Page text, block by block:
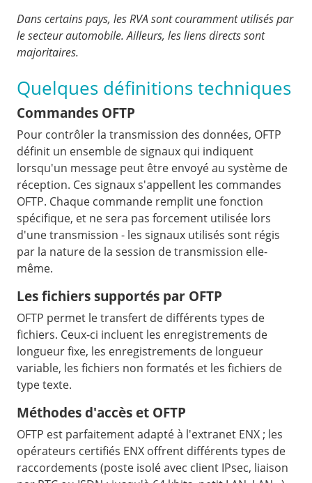
Dans certains pays, les RVA sont couramment utilisés par
le secteur automobile. Ailleurs, les liens directs sont
majoritaires.
Quelques définitions techniques
Commandes OFTP
Pour contrôler la transmission des données, OFTP
définit un ensemble de signaux qui indiquent
lorsqu'un message peut être envoyé au système de
réception. Ces signaux s'appellent les commandes
OFTP. Chaque commande remplit une fonction
spécifique, et ne sera pas forcement utilisée lors
d'une transmission - les signaux utilisés sont régis
par la nature de la session de transmission elle-
même.
Les fichiers supportés par OFTP
OFTP permet le transfert de différents types de
fichiers. Ceux-ci incluent les enregistrements de
longueur fixe, les enregistrements de longueur
variable, les fichiers non formatés et les fichiers de
type texte.
Méthodes d'accès et OFTP
OFTP est parfaitement adapté à l'extranet ENX ; les
opérateurs certifiés ENX offrent différents types de
raccordements (poste isolé avec client IPsec, liaison